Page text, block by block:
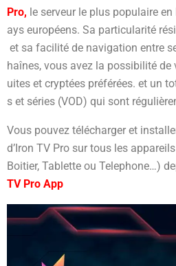
Pro, le serveur le plus populaire en
ays européens. Sa particularité
et sa facilité de navigation entre
haînes, vous avez la possibilité de
uites et cryptées préférées. et un
s et séries (VOD) qui sont
Vous pouvez télécharger et
d’Iron TV Pro sur tous les
Boitier, Tablette ou Telephone…)
TV Pro App